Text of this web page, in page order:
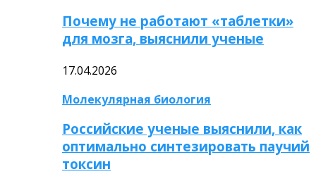
Почему не работают «таблетки»
для мозга, выяснили ученые
17.04.2026
Молекулярная биология
Российские ученые выяснили, как
оптимально синтезировать паучий
токсин